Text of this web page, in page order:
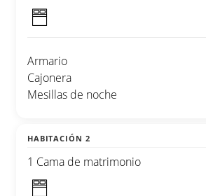
Armario
Cajonera
Mesillas de noche
HABITACIÓN 2
1 Cama de matrimonio